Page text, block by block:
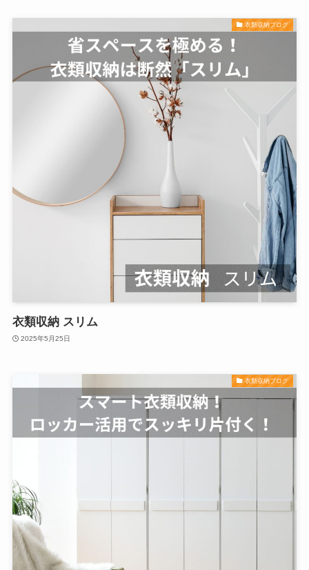
衣類収納ブログ
衣類収納 スリム
2025年5月25日
衣類収納ブログ